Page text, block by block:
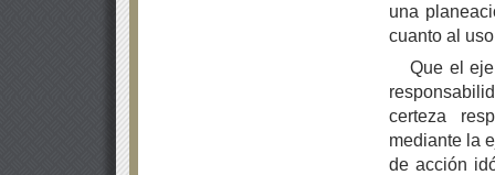
una
cuanto al
Que el
certeza
mediante la
de acción